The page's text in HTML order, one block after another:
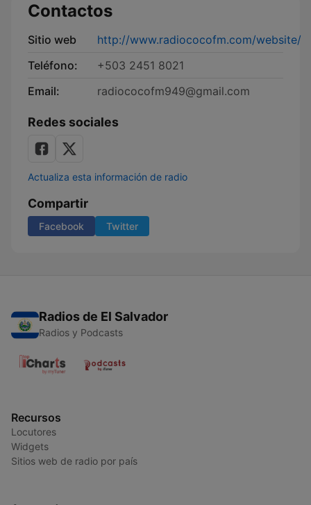
Contactos
Sitio web
http://www.radiococofm.com/website/
Teléfono:
+503 2451 8021
Email:
radiococofm949@gmail.com
Redes sociales
Actualiza esta información de radio
Compartir
Facebook Twitter
Radios de El Salvador
Radios y Podcasts
Recursos
Locutores
Widgets
Sitios web de radio por país